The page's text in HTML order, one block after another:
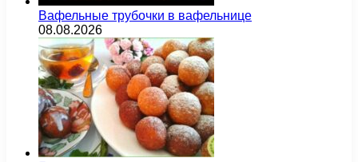
Вафельные трубочки в вафельнице
08.08.2026